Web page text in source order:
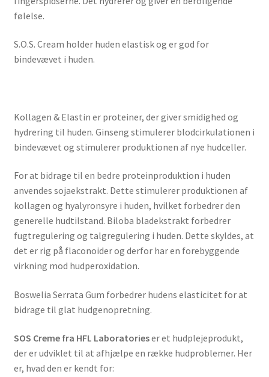
følelse.
S.O.S. Cream holder huden elastisk og er god for
bindevævet i huden.
Kollagen & Elastin er proteiner, der giver smidighed og
hydrering til huden. Ginseng stimulerer blodcirkulationen i
bindevævet og stimulerer produktionen af nye hudceller.
For at bidrage til en bedre proteinproduktion i huden
anvendes sojaekstrakt. Dette stimulerer produktionen af
kollagen og hyalyronsyre i huden, hvilket forbedrer den
generelle hudtilstand. Biloba bladekstrakt forbedrer
fugtregulering og talgregulering i huden. Dette skyldes, at
det er rig på flaconoider og derfor har en forebyggende
virkning mod hudperoxidation.
Boswelia Serrata Gum forbedrer hudens elasticitet for at
bidrage til glat hudgenopretning.
SOS Creme fra HFL Laboratorieser et hudplejeprodukt,
der er udviklet til at afhjælpe en række hudproblemer. Her
er, hvad den er kendt for: